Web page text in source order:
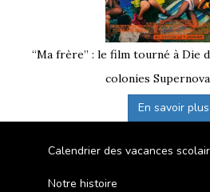
“Ma frère” : le film tourné à Die
colonies
En savoir plus
Calendrier des vacances
Notre histoire